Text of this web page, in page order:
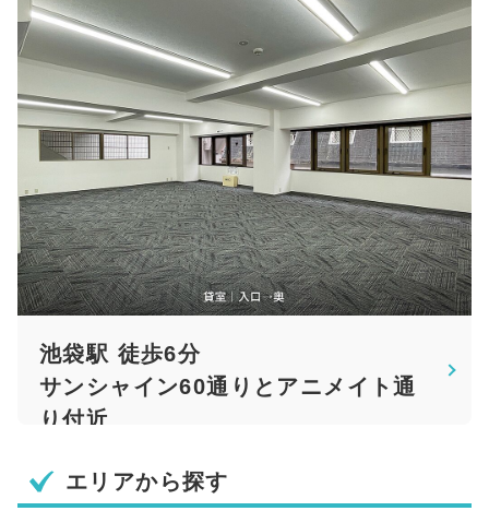
池袋駅 徒歩6分
サンシャイン60通りとアニメイト通
り付近
エリアから探す